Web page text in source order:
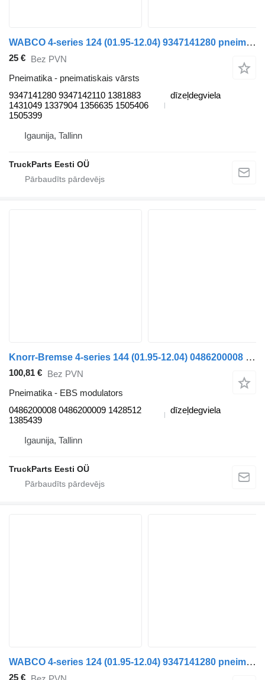
WABCO 4-series 124 (01.95-12.04) 9347141280 pneimatiskais vārsts paredzēts Scania 4-series (1995-2006) vilcēja
25 € Bez PVN
Pneimatika - pneimatiskais vārsts
9347141280 9347142110 1381883
1431049 1337904 1356635 1505406
1505399
dīzeļdegviela
Igaunija, Tallinn
TruckParts Eesti OÜ
Knorr-Bremse 4-series 144 (01.95-12.04) 0486200008 EBS modulators paredzēts Scania 4-series (1995-2006) vilcēja
100,81 € Bez PVN
Pneimatika - EBS modulators
0486200008 0486200009 1428512
1385439
dīzeļdegviela
Igaunija, Tallinn
TruckParts Eesti OÜ
WABCO 4-series 124 (01.95-12.04) 9347141280 pneimatiskais vārsts paredzēts Scania 4-series (1995-2006) vilcēja
25 €